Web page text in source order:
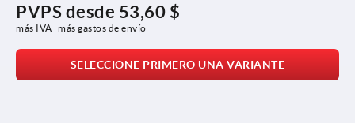
PVPS desde 53,60 $
más IVA más gastos de envío
SELECCIONE PRIMERO UNA VARIANTE